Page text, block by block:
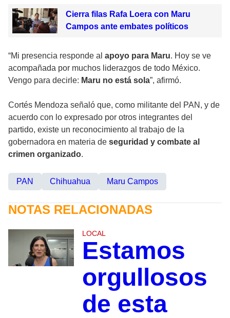
Cierra filas Rafa Loera con Maru
Campos ante embates políticos
“Mi presencia responde al apoyo para Maru. Hoy se ve
acompañada por muchos liderazgos de todo México.
Vengo para decirle: Maru no está sola”, afirmó.
Cortés Mendoza señaló que, como militante del PAN, y de
acuerdo con lo expresado por otros integrantes del
partido, existe un reconocimiento al trabajo de la
gobernadora en materia de seguridad y combate al
crimen organizado.
PAN Chihuahua Maru Campos
NOTAS RELACIONADAS
LOCAL
Estamos
orgullosos
de esta